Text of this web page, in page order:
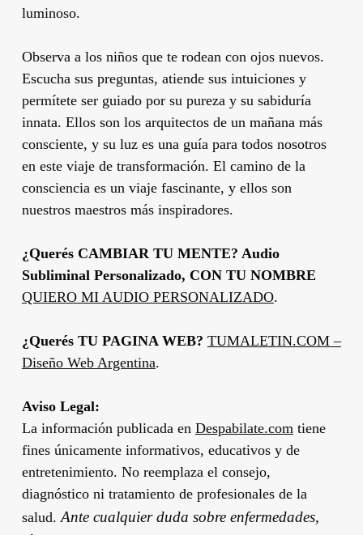
luminoso.
Observa a los niños que te rodean con ojos nuevos.
Escucha sus preguntas, atiende sus intuiciones y
permítete ser guiado por su pureza y su sabiduría
innata. Ellos son los arquitectos de un mañana más
consciente, y su luz es una guía para todos nosotros
en este viaje de transformación. El camino de la
consciencia es un viaje fascinante, y ellos son
nuestros maestros más inspiradores.
¿Querés CAMBIAR TU MENTE? Audio
Subliminal Personalizado, CON TU NOMBRE
QUIERO MI AUDIO PERSONALIZADO.
¿Querés TU PAGINA WEB? TUMALETIN.COM –
Diseño Web Argentina.
Aviso Legal:
La información publicada en Despabilate.com tiene
fines únicamente informativos, educativos y de
entretenimiento. No reemplaza el consejo,
diagnóstico ni tratamiento de profesionales de la
salud. Ante cualquier duda sobre enfermedades,